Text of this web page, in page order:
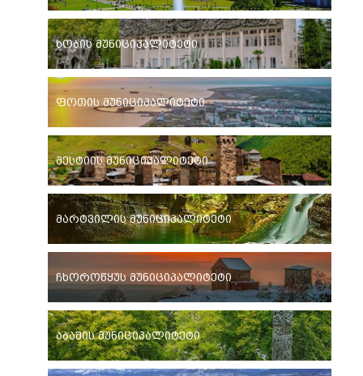
ხობის მუნიციპალიტეტი
ფოთის მუნიციპალიტეტი
მესტიის მუნიციპალიტეტი
მარტვილის მუნიციპალიტეტი
ჩხოროწყუს მუნიციპალიტეტი
აბაშის მუნიციპალიტეტი